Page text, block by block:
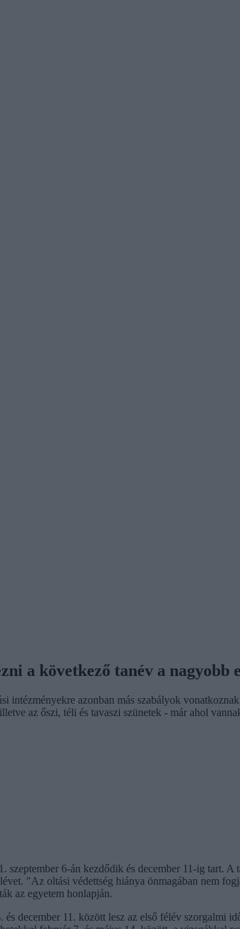
a következő tanév a nagyobb
intézményekre azonban más szabályok
az őszi, téli és tavaszi szünetek - már ahol
szeptember 6-án kezdődik és december 11-ig tart.
"Az oltási védettség hiánya önmagában nem
az egyetem honlapján.
és december 11. között lesz az első félév szorgalmi